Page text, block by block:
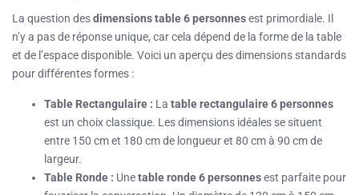
La question desdimensions table 6 personnesest primordiale. Il
n’y a pas de réponse unique, car cela dépend de la forme de la table
et de l’espace disponible. Voici un aperçu des dimensions standards
pour différentes formes :
Table Rectangulaire : La table rectangulaire 6 personnes
est un choix classique. Les dimensions idéales se situent
entre 150 cm et 180 cm de longueur et 80 cm à 90 cm de
largeur.
Table Ronde : Unetable ronde 6 personnesest parfaite pour